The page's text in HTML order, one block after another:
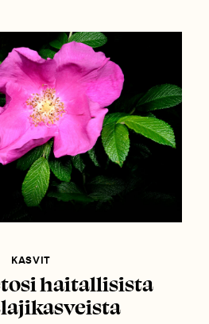
KASVIT
haitallisista